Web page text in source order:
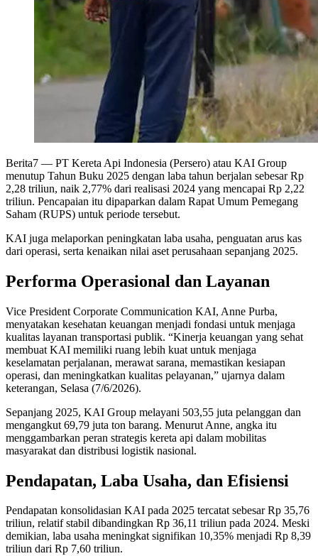
Berita7 — PT Kereta Api Indonesia (Persero) atau KAI Group
menutup Tahun Buku 2025 dengan laba tahun berjalan sebesar Rp
2,28 triliun, naik 2,77% dari realisasi 2024 yang mencapai Rp 2,22
triliun. Pencapaian itu dipaparkan dalam Rapat Umum Pemegang
Saham (RUPS) untuk periode tersebut.
KAI juga melaporkan peningkatan laba usaha, penguatan arus kas
dari operasi, serta kenaikan nilai aset perusahaan sepanjang 2025.
Performa Operasional dan Layanan
Vice President Corporate Communication KAI, Anne Purba,
menyatakan kesehatan keuangan menjadi fondasi untuk menjaga
kualitas layanan transportasi publik. “Kinerja keuangan yang sehat
membuat KAI memiliki ruang lebih kuat untuk menjaga
keselamatan perjalanan, merawat sarana, memastikan kesiapan
operasi, dan meningkatkan kualitas pelayanan,” ujarnya dalam
keterangan, Selasa (7/6/2026).
Sepanjang 2025, KAI Group melayani 503,55 juta pelanggan dan
mengangkut 69,79 juta ton barang. Menurut Anne, angka itu
menggambarkan peran strategis kereta api dalam mobilitas
masyarakat dan distribusi logistik nasional.
Pendapatan, Laba Usaha, dan Efisiensi
Pendapatan konsolidasian KAI pada 2025 tercatat sebesar Rp 35,76
triliun, relatif stabil dibandingkan Rp 36,11 triliun pada 2024. Meski
demikian, laba usaha meningkat signifikan 10,35% menjadi Rp 8,39
triliun dari Rp 7,60 triliun.